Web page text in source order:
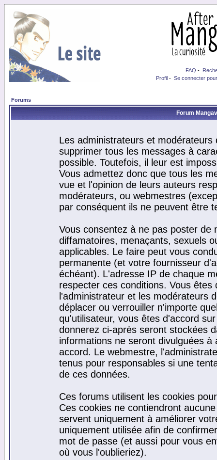
FAQ -
Profil - Se connecter
Forums
Forum
Les administrateurs et
supprimer tous les messages à
possible. Toutefois, il leur est
Vous admettez donc que tous les
vue et l'opinion de leurs auteurs
modérateurs, ou webmestres
par conséquent ils ne peuvent être
Vous consentez à ne pas poster de
diffamatoires, menaçants, sexuels
applicables. Le faire peut vous
permanente (et votre fournisseur
échéant). L'adresse IP de chaque
respecter ces conditions. Vous
l'administrateur et les modérateurs
déplacer ou verrouiller n'importe
qu'utilisateur, vous êtes d'accord
donnerez ci-après seront stockées
informations ne seront divulguées
accord. Le webmestre,
tenus pour responsables si une
de ces données.
Ces forums utilisent les cookies
Ces cookies ne contiendront
servent uniquement à améliorer
uniquement utilisée afin de
mot de passe (et aussi pour vous
où vous l'oublieriez).